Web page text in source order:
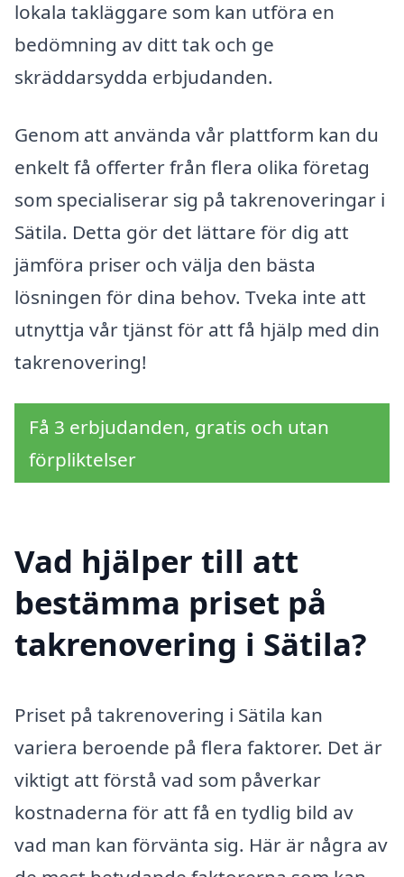
lokala takläggare som kan utföra en
bedömning av ditt tak och ge
skräddarsydda erbjudanden.
Genom att använda vår plattform kan du
enkelt få offerter från flera olika företag
som specialiserar sig på takrenoveringar i
Sätila. Detta gör det lättare för dig att
jämföra priser och välja den bästa
lösningen för dina behov. Tveka inte att
utnyttja vår tjänst för att få hjälp med din
takrenovering!
Få 3 erbjudanden, gratis och utan
förpliktelser
Vad hjälper till att
bestämma priset på
takrenovering i Sätila?
Priset på takrenovering i Sätila kan
variera beroende på flera faktorer. Det är
viktigt att förstå vad som påverkar
kostnaderna för att få en tydlig bild av
vad man kan förvänta sig. Här är några av